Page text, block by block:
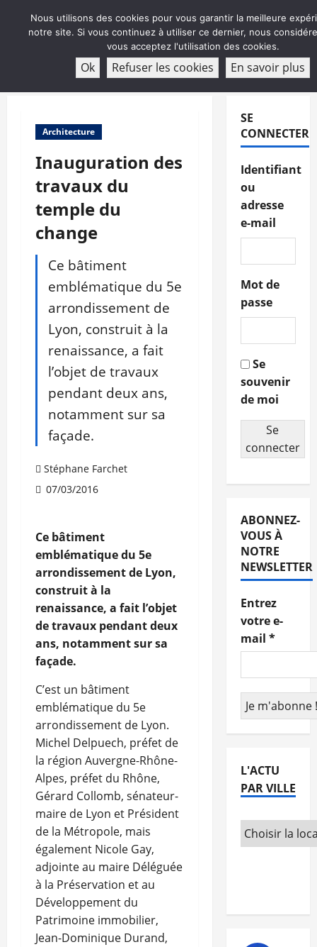
ABONNEMENT
Architecture
Inauguration des
travaux du
temple du
change
Ce bâtiment
emblématique du 5e
arrondissement de
Lyon, construit à la
renaissance, a fait
l’objet de travaux
pendant deux ans,
notamment sur sa
façade.
Stéphane Farchet
07/03/2016
Ce bâtiment
emblématique du 5e
arrondissement de Lyon,
construit à la
renaissance, a fait l’objet
de travaux pendant deux
ans, notamment sur sa
façade.
C’est un bâtiment
emblématique du 5e
arrondissement de Lyon.
Michel Delpuech, préfet de
la région Auvergne-Rhône-
Alpes, préfet du Rhône,
Gérard Collomb, sénateur-
maire de Lyon et Président
de la Métropole, mais
également Nicole Gay,
adjointe au maire Déléguée
à la Préservation et au
Développement du
Patrimoine immobilier,
Jean-Dominique Durand,
SE
CONNECTER
Identifiant
ou
adresse
e-mail
Mot de
passe
Se
souvenir
de moi
Se
connecter
ABONNEZ-
VOUS À
NOTRE
NEWSLETTER
Entrez
votre e-
mail *
L'ACTU
PAR VILLE
Nous utilisons des cookies pour vous garantir la meilleure
notre site. Si vous continuez à utiliser ce dernier, nous
vous acceptez l'utilisation des cookies.
Ok Refuser les cookies En savoir plus